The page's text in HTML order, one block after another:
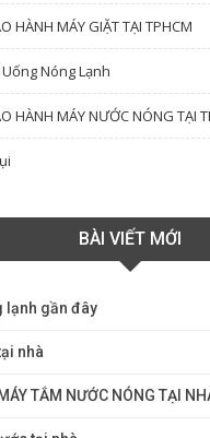
HÀNH MÁY GIẶT TẠI TPHCM
Nóng Lạnh
HÀNH MÁY NƯỚC NÓNG TẠI
BÀI VIẾT MỚI
lạnh gần đây
nhà
TẮM NƯỚC NÓNG TẠI